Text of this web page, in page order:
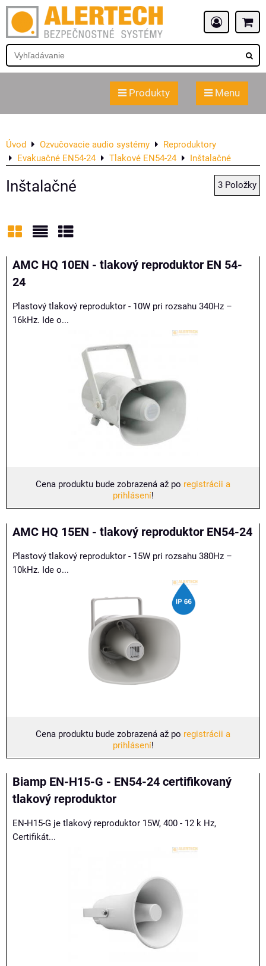
Produkty Menu
Úvod Ozvučovacie audio systémy
Reproduktory
Evakuačné EN54-24
Tlakové EN54-24 Inštalačné
Inštalačné 3 Položky
Mriežka
AMC HQ 10EN - tlakový reproduktor EN 54-
24
Plastový tlakový reproduktor - 10W pri rozsahu 340Hz –
16kHz. Ide o...
Cena produktu bude zobrazená až po registrácii a
prihlásení!
AMC HQ 15EN - tlakový reproduktor EN54-24
Plastový tlakový reproduktor - 15W pri rozsahu 380Hz –
10kHz. Ide o...
Cena produktu bude zobrazená až po registrácii a
prihlásení!
Biamp EN-H15-G - EN54-24 certifikovaný
tlakový reproduktor
EN-H15-G je tlakový reproduktor 15W, 400 - 12 k Hz,
Certifikát...